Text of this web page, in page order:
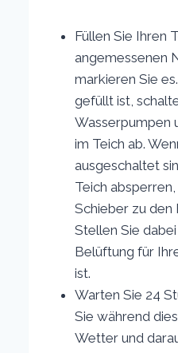
Füllen Sie Ihren
angemessenen
markieren Sie
gefüllt ist,
Wasserpumpen
im Teich ab.
ausgeschaltet
Teich
Schieber zu den
Stellen Sie
Belüftung für
ist.
Warten Sie 24
Sie während
Wetter und